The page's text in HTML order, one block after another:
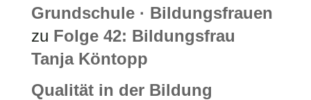
Grundschule · Bildungsfrauen
zu Folge 42: Bildungsfrau
Tanja Köntopp
Qualität in der Bildung